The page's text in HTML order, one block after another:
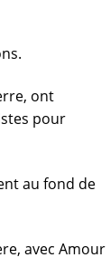
ont
pour
au fond de
avec Amour